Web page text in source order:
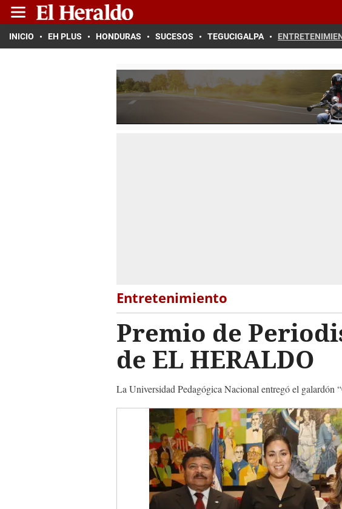
INICIO EH PLUS HONDURAS SUCESOS TEGUCIGALPA
Entretenimiento
Premio de
de EL HERALDO
La Universidad Pedagógica Nacional entregó el galardón